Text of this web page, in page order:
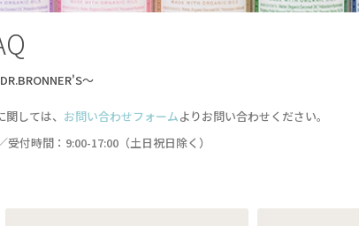
～
しては、 お問い合わせフォームよりお問い合わせください。
受付時間：9:00-17:00（土日祝日除く）